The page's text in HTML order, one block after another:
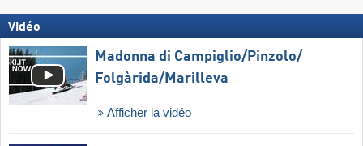
Vidéo
Madonna di Campiglio/​Pinzolo/​
Folgàrida/​Marilleva
Afficher la vidéo